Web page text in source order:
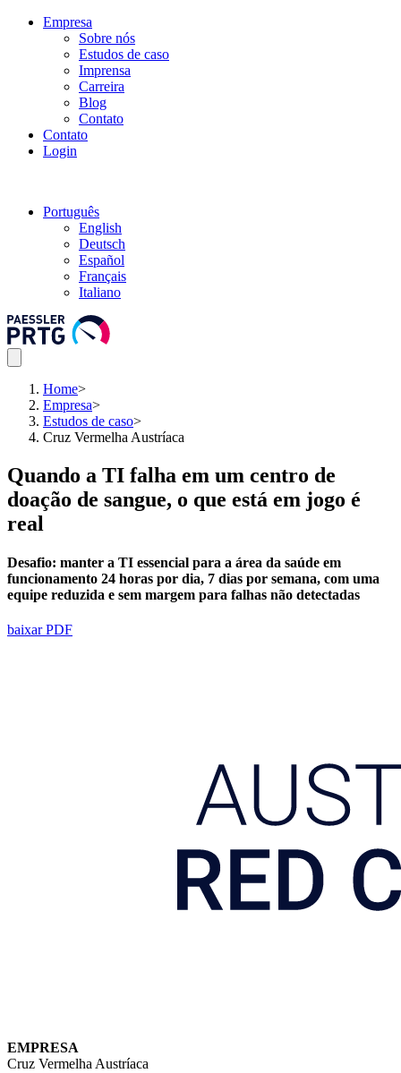
Empresa
Sobre nós
Estudos de caso
Imprensa
Carreira
Blog
Contato
Contato
Login
Português
English
Deutsch
Español
Français
Italiano
Home>
Empresa>
Estudos de caso>
Cruz Vermelha Austríaca
Quando a TI falha em um centro de
doação de sangue, o que está em jogo é
real
Desafio: manter a TI essencial para a área da saúde em
funcionamento 24 horas por dia, 7 dias por semana, com uma
equipe reduzida e sem margem para falhas não detectadas
baixar PDF
EMPRESA
Cruz Vermelha Austríaca